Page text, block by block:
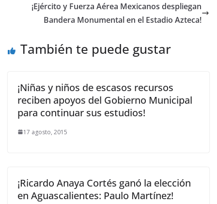
¡Ejército y Fuerza Aérea Mexicanos despliegan
Bandera Monumental en el Estadio Azteca!
También te puede gustar
¡Niñas y niños de escasos recursos
reciben apoyos del Gobierno Municipal
para continuar sus estudios!
17 agosto, 2015
¡Ricardo Anaya Cortés ganó la elección
en Aguascalientes: Paulo Martínez!